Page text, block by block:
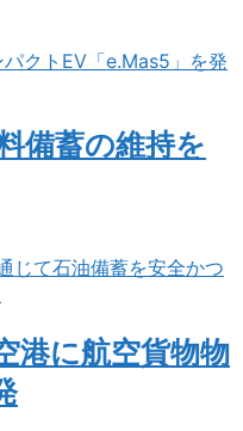
クトEV「e.Mas5」を発
備蓄の維持を
じて石油備蓄を安全かつ
港に航空貨物物